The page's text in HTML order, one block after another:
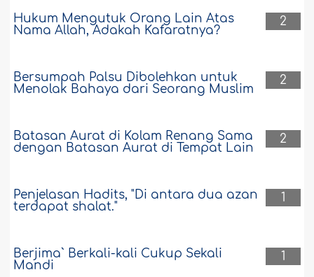
2
Hukum Mengutuk Orang Lain Atas
Nama Allah, Adakah Kafaratnya?
2
Bersumpah Palsu Dibolehkan untuk
Menolak Bahaya dari Seorang Muslim
2
Batasan Aurat di Kolam Renang Sama
dengan Batasan Aurat di Tempat Lain
1
Penjelasan Hadits, "Di antara dua azan
terdapat shalat."
1
Berjima` Berkali-kali Cukup Sekali
Mandi